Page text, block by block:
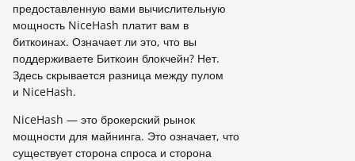
предоставленную вами вычислительную
мощность NiceHash платит вам в
биткоинах. Означает ли это, что вы
поддерживаете Биткоин блокчейн? Нет.
Здесь скрывается разница между пулом
и NiceHash.
NiceHash — это брокерский рынок
мощности для майнинга. Это означает, что
существует сторона спроса и сторона